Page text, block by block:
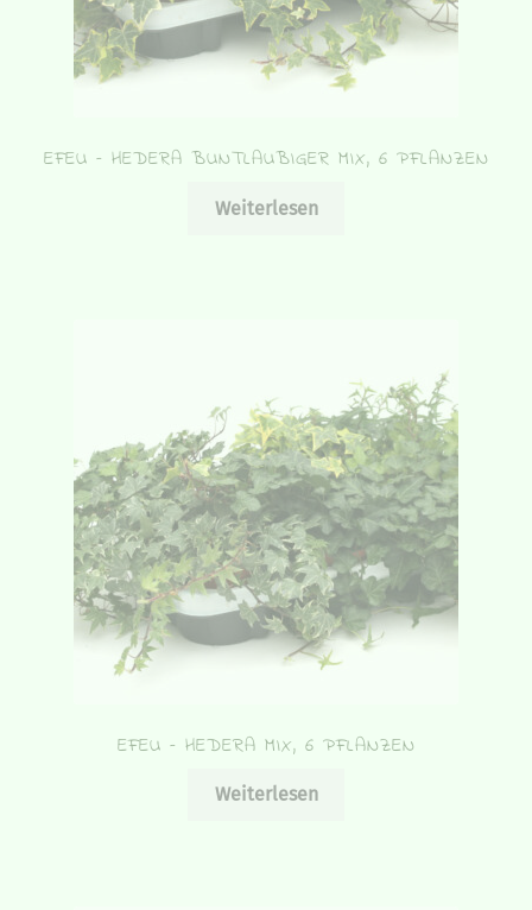
EFEU – HEDERA BUNTLAUBIGER MIX, 6 PFLANZEN
Weiterlesen
EFEU – HEDERA MIX, 6 PFLANZEN
Weiterlesen